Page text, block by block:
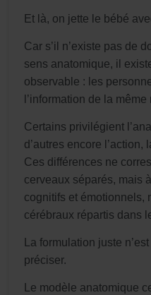
Et là, on jette le bébé
Car s’il n’existe pas de
sens anatomique, il
observable : les
l’information de la même
Certains privilégient
d’autres encore
Ces différences ne
cerveaux séparés, mais
cognitifs et émotionnels,
cérébraux répartis dans
La formulation juste
préciser.
Le modèle anatomique